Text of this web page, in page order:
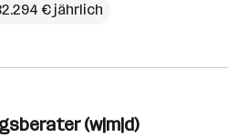
€ jährlich
(w|m|d)